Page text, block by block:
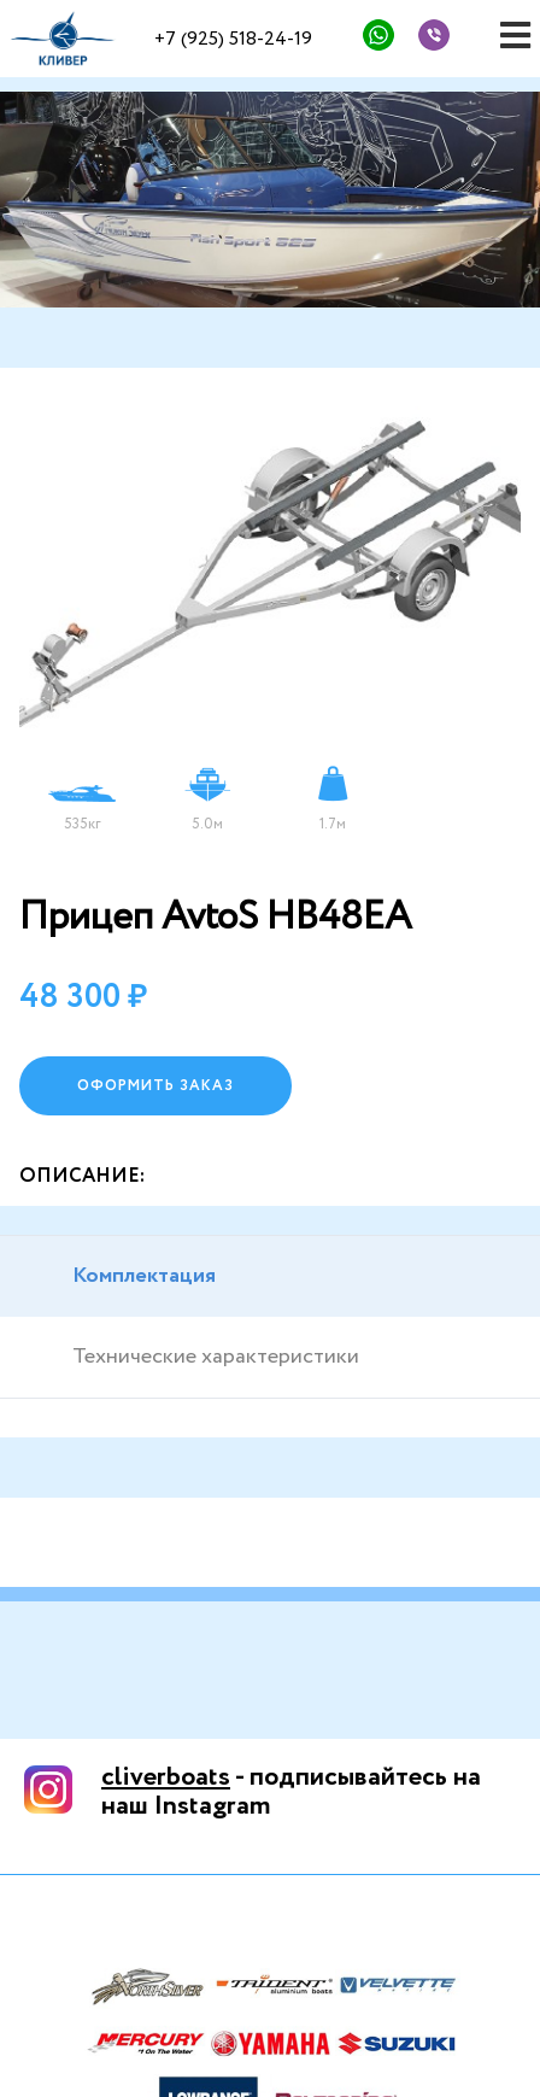
+7 (925) 518-24-19
535кг 5.0м 1.7м
Прицеп AvtoS HB48EA
48 300
ОФОРМИТЬ ЗАКАЗ
ОПИСАНИЕ:
Комплектация
Технические характеристики
cliverboats- подписывайтесь на
наш Instagram